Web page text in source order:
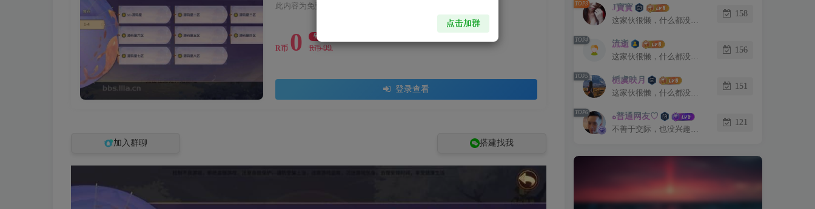
此内容为免费资源，请登录后查看
R币 0 R币 99
登录查看
加入群聊 搭建找我
TOP3 J寶寳
这家伙很懒，什么都没有写...
158
TOP4 流逝
这家伙很懒，什么都没有写...
156
TOP5 栀虞映月
这家伙很懒，什么都没有写...
151
TOP6 ﻩ普通网友♡
不善于交际，也没兴趣认识你。
121
点击加群